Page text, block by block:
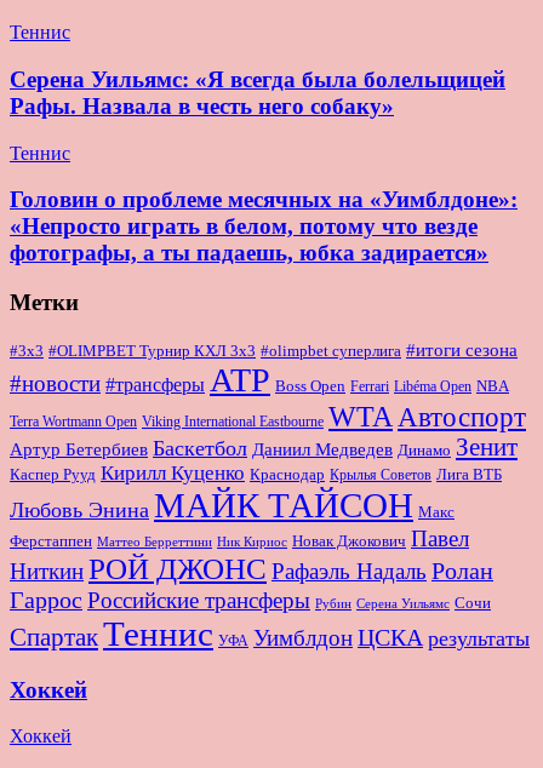
Теннис
Серена Уильямс: «Я всегда была болельщицей
Рафы. Назвала в честь него собаку»
Теннис
Головин о проблеме месячных на «Уимблдоне»:
«Непросто играть в белом, потому что везде
фотографы, а ты падаешь, юбка задирается»
Метки
#3x3 #OLIMPBET Турнир КХЛ 3x3 #olimpbet суперлига #итоги сезона
#новости #трансферы ATP Boss Open Ferrari Libéma Open NBA
Terra Wortmann Open Viking International Eastbourne WTA Автоспорт
Артур Бетербиев Баскетбол Даниил Медведев Динамо Зенит
Каспер Рууд Кирилл Куценко Краснодар Крылья Советов Лига ВТБ
Любовь Энина МАЙК ТАЙСОН Макс
Ферстаппен Маттео Берреттини Ник Кириос Новак Джокович Павел
НиткинРОЙ ДЖОНС Рафаэль Надаль Ролан
Гаррос Российские трансферы Рубин Серена Уильямс Сочи
СпартакТеннис УФА УимблдонЦСКА результаты
Хоккей
Хоккей